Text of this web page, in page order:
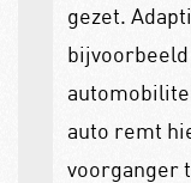
gezet.
bijvoorbeeld
auto remt
voorganger